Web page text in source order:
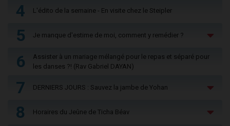
4 L'édito de la semaine - En visite chez le Steipler
5 Je manque d'estime de moi, comment y remédier ?
6
Assister à un mariage mélangé pour le repas et séparé pour
les danses ?! (Rav Gabriel DAYAN)
7 DERNIERS JOURS : Sauvez la jambe de Yohan
8 Horaires du Jeûne de Ticha Béav